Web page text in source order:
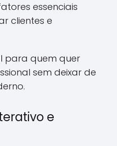
essenciais
clientes e
para quem quer
sem deixar de
e